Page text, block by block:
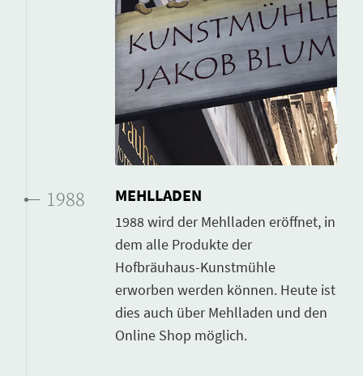
1988 MEHLLADEN
1988 wird der Mehlladen eröffnet, in
dem alle Produkte der
Hofbräuhaus-Kunstmühle
erworben werden können. Heute ist
dies auch über Mehlladen und den
Online Shop möglich.